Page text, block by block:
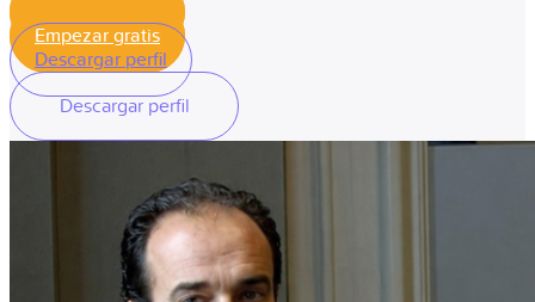
Empezar gratis
Descargar perfil
Descargar perfil